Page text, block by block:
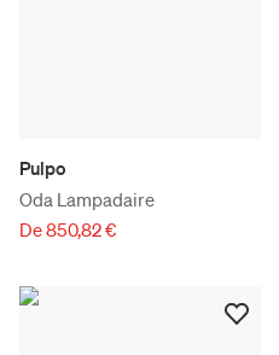
Pulpo
Oda Lampadaire
De 850,82 €